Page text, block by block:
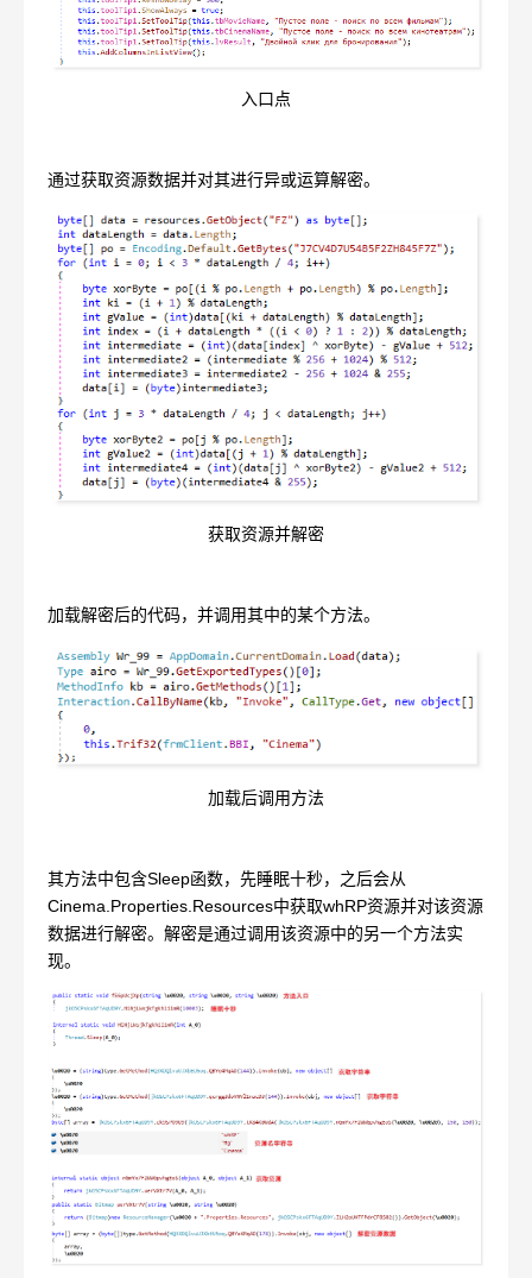
入口点
通过获取资源数据并对其进行异或运算解密。
获取资源并解密
加载解密后的代码，并调用其中的某个方法。
加载后调用方法
其方法中包含Sleep函数，先睡眠十秒，之后会从
Cinema.Properties.Resources中获取whRP资源并对该资源
数据进行解密。解密是通过调用该资源中的另一个方法实
现。